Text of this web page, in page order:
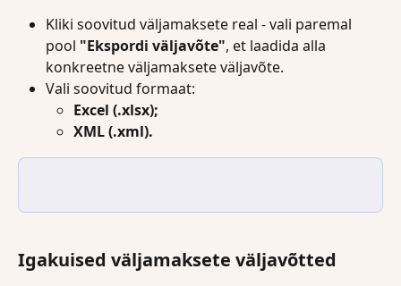
Kliki soovitud väljamaksete real - vali paremal
pool "Ekspordi väljavõte", et laadida alla
konkreetne väljamaksete väljavõte.
Vali soovitud formaat:
Excel (.xlsx);
XML (.xml).
Igakuised väljamaksete väljavõtted